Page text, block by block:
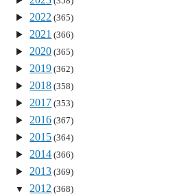
2022 (365)
2021 (366)
2020 (365)
2019 (362)
2018 (358)
2017 (353)
2016 (367)
2015 (364)
2014 (366)
2013 (369)
2012 (368)